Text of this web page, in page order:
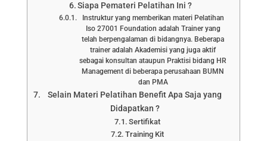
Siapa Pemateri Pelatihan Ini ?
Instruktur yang memberikan materi Pelatihan
Iso 27001 Foundation adalah Trainer yang
telah berpengalaman di bidangnya. Beberapa
trainer adalah Akademisi yang juga aktif
sebagai konsultan ataupun Praktisi bidang HR
Management di beberapa perusahaan BUMN
dan PMA
Selain Materi Pelatihan Benefit Apa Saja yang
Didapatkan ?
Sertifikat
Training Kit